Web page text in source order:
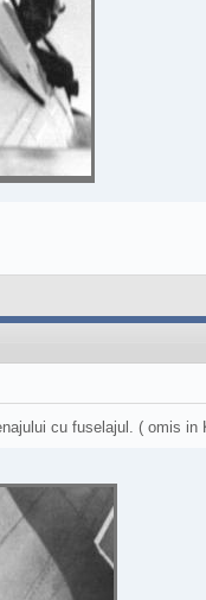
cu fuselajul. ( omis in